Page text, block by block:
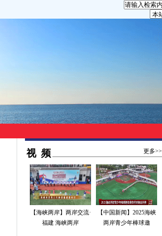
视 频 更多>>
【海峡两岸】两岸交流·
福建 海峡两岸
【中国新闻】2025海峡
两岸青少年棒球邀